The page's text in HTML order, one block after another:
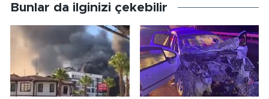
Bunlar da ilginizi çekebilir